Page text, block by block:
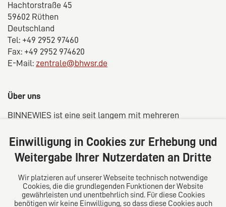
Hachtorstraße 45
59602 Rüthen
Deutschland
Tel: +49 2952 97460
Fax: +49 2952 974620
E-Mail: zentrale@bhwsr.de
Über uns
BINNEWIES ist eine seit langem mit mehreren
verwurzelte Kanzlei aus Rechtsanwälten,
Steuerberatern und Wirtschaftsprüfern. Unsere
Kunden profitieren von einer fachübergreifenden
Beratung in rechtlicher, steuerrechtlich und
bilanzieller Hinsicht und unserem langjähriges Know-
How in der Vertragsgestaltung, der Vertretung vor
Einwilligung in Cookies zur Erhebung und
Weitergabe Ihrer Nutzerdaten an Dritte
Wir platzieren auf unserer Webseite technisch notwendige
Cookies, die die grundlegenden Funktionen der Website
gewährleisten und unentbehrlich sind. Für diese Cookies
benötigen wir keine Einwilligung, so dass diese Cookies auch